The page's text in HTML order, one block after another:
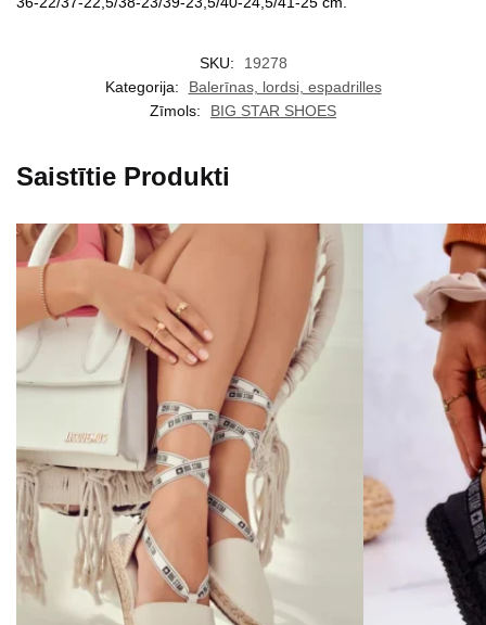
SKU:
19278
Kategorija:
Balerīnas, lordsi, espadrilles
Zīmols:
BIG STAR SHOES
Saistītie Produkti